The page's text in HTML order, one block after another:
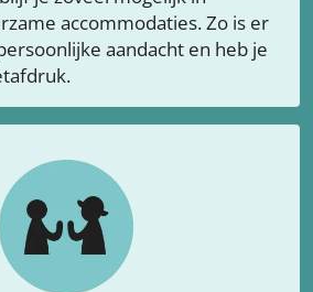
accommodaties. Zo is er
aandacht en heb je